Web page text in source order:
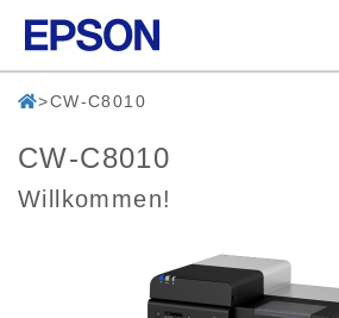
CW-C8010
CW-C8010
Willkommen!